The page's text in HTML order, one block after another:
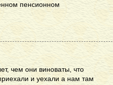
пенсионном
чем они виноваты, что
и уехали а нам там